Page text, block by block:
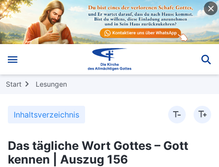
Start Lesungen
Inhaltsverzeichnis
Das tägliche Wort Gottes – Gott
kennen | Auszug 156